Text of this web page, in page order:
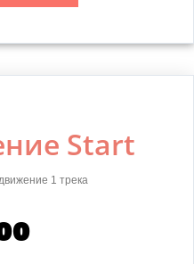
Start
1 трека